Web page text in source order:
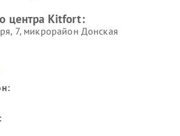
Kitfort
центра Kitfort:
7, микрорайон Донская